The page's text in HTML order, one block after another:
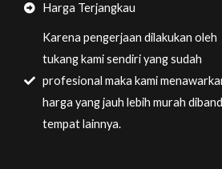
Harga Terjangkau
Karena pengerjaan dilakukan oleh
tukang kami sendiri yang sudah
profesional maka kami
harga yang jauh lebih murah
tempat lainnya.